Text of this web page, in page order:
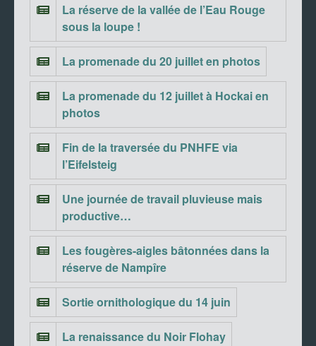
La réserve de la vallée de l’Eau Rouge
sous la loupe !
La promenade du 20 juillet en photos
La promenade du 12 juillet à Hockai en
photos
Fin de la traversée du PNHFE via
l’Eifelsteig
Une journée de travail pluvieuse mais
productive…
Les fougères-aigles bâtonnées dans la
réserve de Nampîre
Sortie ornithologique du 14 juin
La renaissance du Noir Flohay